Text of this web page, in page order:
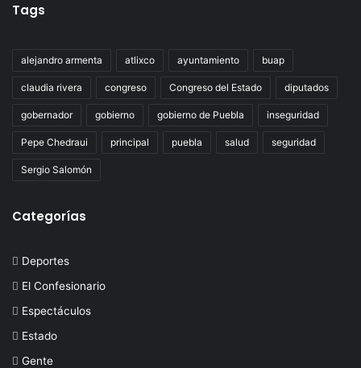
Tags
alejandro armenta atlixco ayuntamiento buap
claudia rivera congreso Congreso del Estado diputados
gobernador gobierno gobierno de Puebla inseguridad
Pepe Chedraui principal puebla salud seguridad
Sergio Salomón
Categorías
Deportes
El Confesionario
Espectáculos
Estado
Gente